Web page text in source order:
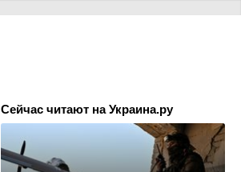
Сейчас читают на Украина.ру